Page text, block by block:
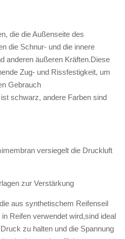
die die Außenseite des
die Schnur- und die innere
anderen äußeren Kräften.Diese
Zug- und Rissfestigkeit, um
Gebrauch
schwarz, andere Farben sind
versiegelt die Druckluft
zur Verstärkung
aus synthetischem Reifenseil
Reifen verwendet wird,sind ideal
zu halten und die Spannung